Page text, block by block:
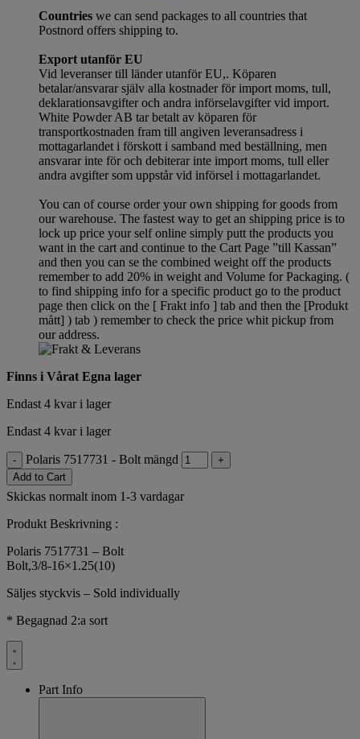
Countries we can send packages to all countries that
Postnord offers shipping to.
Export utanför EU
Vid leveranser till länder utanför EU,. Köparen
betalar/ansvarar själv alla kostnader för import moms, tull,
deklarationsavgifter och andra införselavgifter vid import.
White Powder AB tar betalt av köparen för
transportkostnaden fram till angiven leveransadress i
mottagarlandet i förskott i samband med beställning, men
ansvarar inte för och debiterar inte import moms, tull eller
andra avgifter som uppstår vid införsel i mottagarlandet.
You can of course order your own shipping for goods from
our warehouse. The fastest way to get an shipping price is to
lock up price your self online simply putt the products you
want in the cart and continue to the Cart Page ”till Kassan”
and then you can se the combined weight off the products
remember to add 20% in weight and Volume for Packaging. (
to find shipping info for a specific product go to the product
page then click on the [ Frakt info ] tab and then the [Produkt
mått] ) tab ) rememberto check the price whit pickup from
our address.
Finns i Vårat Egna lager
Endast 4 kvar i lager
Endast 4 kvar i lager
- Polaris 7517731 - Bolt mängd
+
Add to Cart
Skickas normalt inom 1-3 vardagar
Produkt Beskrivning :
Polaris 7517731 – Bolt
Bolt,3/8-16×1.25(10)
Säljes styckvis – Sold individually
* Begagnad 2:a sort
Part Info